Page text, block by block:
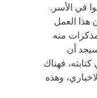
في الأسر.
هذا العمل
منه
سيجد أن
فهناك
وهذه